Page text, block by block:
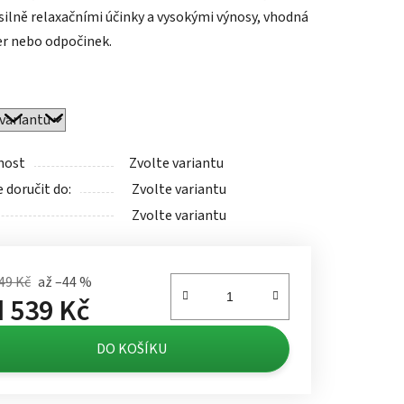
relaxačními účinky a vysokými výnosy, vhodná
nebo odpočinek.
Zvolte variantu
doručit do:
Zvolte variantu
Zvolte variantu
Kč až –44 %
539 Kč
cena: DO KOŠÍKU